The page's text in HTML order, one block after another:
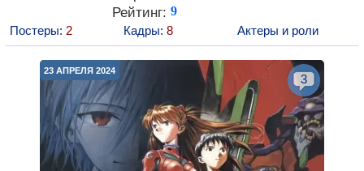
Рейтинг: 9
Постеры: 2 Кадры: 8 Актеры и роли
23 АПРЕЛЯ 2024
3